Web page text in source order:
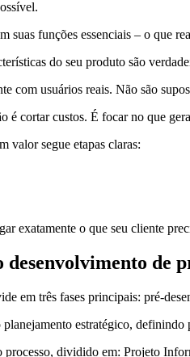
suas funções essenciais – o que
do seu produto são
com usuários reais. Não são
é cortar custos. É focar no que
valor segue etapas claras:
exatamente o que seu cliente
desenvolvimento de
em três fases principais: pré-
planejamento estratégico,
processo, dividido em: Projeto